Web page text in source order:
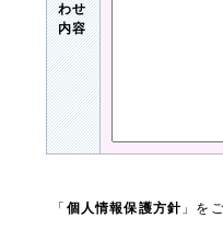
わせ
内容
「 個人情報保護方針 」を